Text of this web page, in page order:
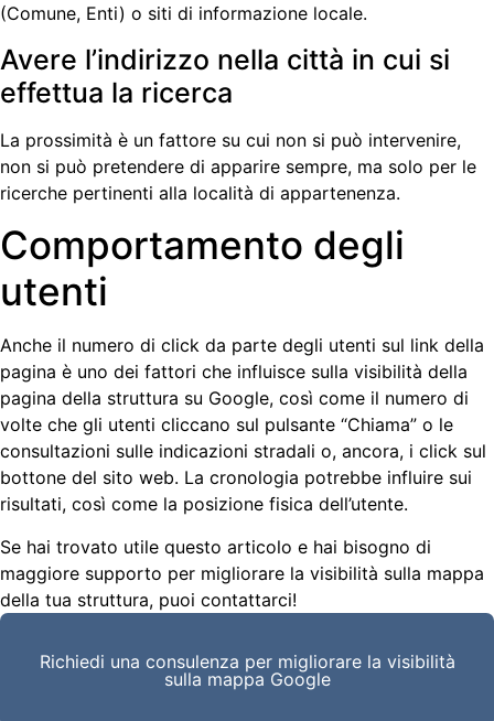
(Comune, Enti) o siti di informazione locale.
Avere l’indirizzo nella città in cui si
effettua la ricerca
La prossimità è un fattore su cui non si può intervenire,
non si può pretendere di apparire sempre, ma solo per le
ricerche pertinenti alla località di appartenenza.
Comportamento degli
utenti
Anche il numero di click da parte degli utenti sul link della
pagina è uno dei fattori che influisce sulla visibilità della
pagina della struttura su Google, così come il numero di
volte che gli utenti cliccano sul pulsante “Chiama” o le
consultazioni sulle indicazioni stradali o, ancora, i click sul
bottone del sito web. La cronologia potrebbe influire sui
risultati, così come la posizione fisica dell’utente.
Se hai trovato utile questo articolo e hai bisogno di
maggiore supporto per migliorare la visibilità sulla mappa
della tua struttura, puoi contattarci!
Richiedi una consulenza per migliorare la visibilità
sulla mappa Google